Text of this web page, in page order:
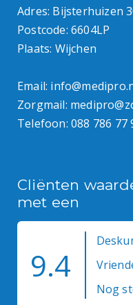
Adres: Bijsterhuizen
Postcode: 6604LP
Plaats: Wijchen
Email:
Zorgmail:
Telefoon: 088 786 77
Cliënten
met een
9.4
Nog